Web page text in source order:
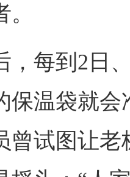
，每到2日
保温袋就
曾试图让